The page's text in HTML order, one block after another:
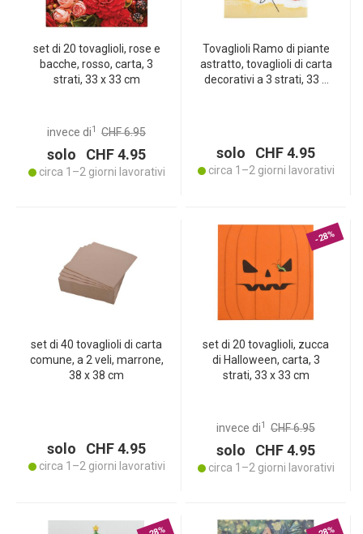
set di 20 tovaglioli, rose e
bacche, rosso, carta, 3
strati, 33 x 33 cm
invece di1 CHF 6.95
solo CHF 4.95
circa 1–2 giorni lavorativi
Tovaglioli Ramo di piante
astratto, tovaglioli di carta
decorativi a 3 strati, 33 x
solo CHF 4.95
circa 1–2 giorni lavorativi
set di 40 tovaglioli di carta
comune, a 2 veli, marrone,
38 x 38 cm
solo CHF 4.95
circa 1–2 giorni lavorativi
-28%
set di 20 tovaglioli, zucca
di Halloween, carta, 3
strati, 33 x 33 cm
invece di1 CHF 6.95
solo CHF 4.95
circa 1–2 giorni lavorativi